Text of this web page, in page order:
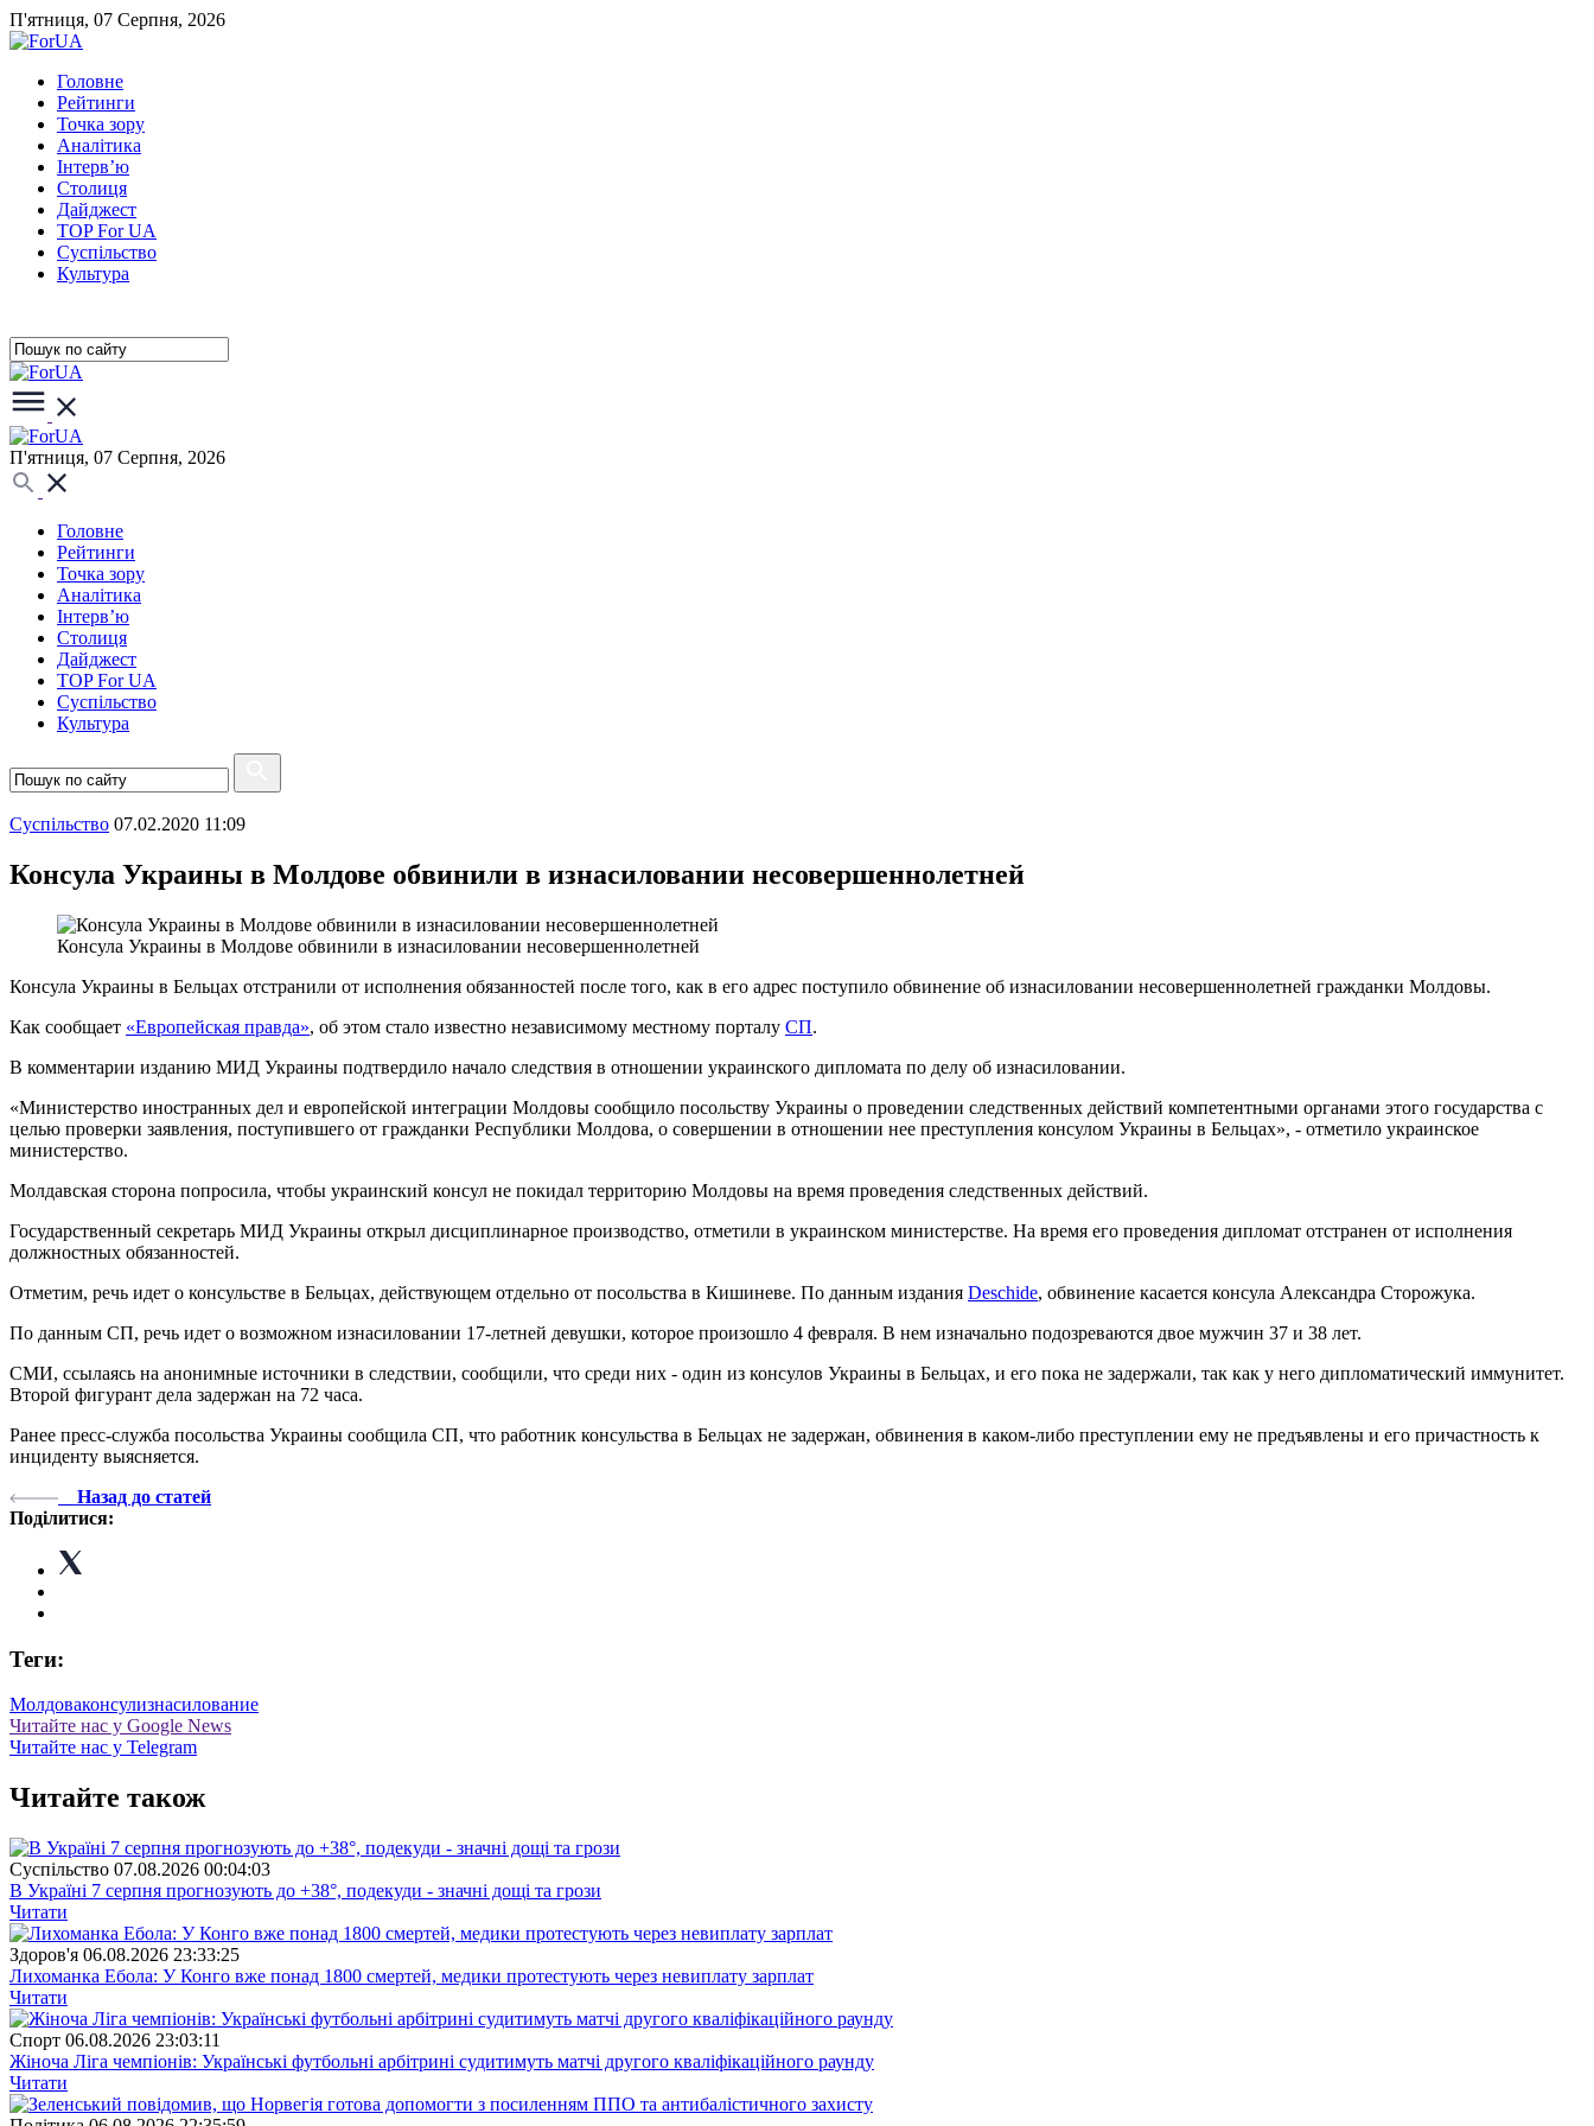
П'ятниця, 07 Серпня, 2026
Головне
Рейтинги
Точка зору
Аналітика
Інтерв’ю
Столиця
Дайджест
TOP For UA
Суспiльство
Культура
П'ятниця, 07 Серпня, 2026
Головне
Рейтинги
Точка зору
Аналітика
Інтерв’ю
Столиця
Дайджест
TOP For UA
Суспiльство
Культура
Суспiльство 07.02.2020 11:09
Консула Украины в Молдове обвинили в изнасиловании несовершеннолетней
Консула Украины в Молдове обвинили в изнасиловании несовершеннолетней
Консула Украины в Бельцах отстранили от исполнения обязанностей после того, как в его адрес поступило обвинение об изнасиловании несовершеннолетней гражданки Молдовы.
Как сообщает «Европейская правда», об этом стало известно независимому местному порталу СП.
В комментарии изданию МИД Украины подтвердило начало следствия в отношении украинского дипломата по делу об изнасиловании.
«Министерство иностранных дел и европейской интеграции Молдовы сообщило посольству Украины о проведении следственных действий компетентными органами этого государства с
целью проверки заявления, поступившего от гражданки Республики Молдова, о совершении в отношении нее преступления консулом Украины в Бельцах», - отметило украинское
министерство.
Молдавская сторона попросила, чтобы украинский консул не покидал территорию Молдовы на время проведения следственных действий.
Государственный секретарь МИД Украины открыл дисциплинарное производство, отметили в украинском министерстве. На время его проведения дипломат отстранен от исполнения
должностных обязанностей.
Отметим, речь идет о консульстве в Бельцах, действующем отдельно от посольства в Кишиневе. По данным издания Deschide, обвинение касается консула Александра Сторожука.
По данным СП, речь идет о возможном изнасиловании 17-летней девушки, которое произошло 4 февраля. В нем изначально подозреваются двое мужчин 37 и 38 лет.
СМИ, ссылаясь на анонимные источники в следствии, сообщили, что среди них - один из консулов ​​Украины в Бельцах, и его пока не задержали, так как у него дипломатический иммунитет.
Второй фигурант дела задержан на 72 часа.
Ранее пресс-служба посольства Украины сообщила СП, что работник консульства в Бельцах не задержан, обвинения в каком-либо преступлении ему не предъявлены и его причастность к
инциденту выясняется.
Назад до статей
Поділитися:
Теги:
Молдоваконсулизнасилование
Читайте нас у Google News
Читайте нас у Telegram
Читайте також
Суспiльство 07.08.2026 00:04:03
В Україні 7 серпня прогнозують до +38°, подекуди - значні дощі та грози
Читати
Здоров'я 06.08.2026 23:33:25
Лихоманка Ебола: У Конго вже понад 1800 смертей, медики протестують через невиплату зарплат
Читати
Спорт 06.08.2026 23:03:11
Жіноча Ліга чемпіонів: Українські футбольні арбітрині судитимуть матчі другого кваліфікаційного раунду
Читати